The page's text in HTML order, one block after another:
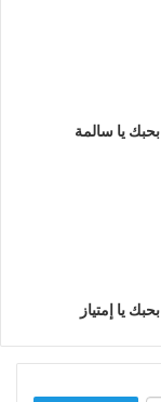
يا سالمة
يا إمتياز